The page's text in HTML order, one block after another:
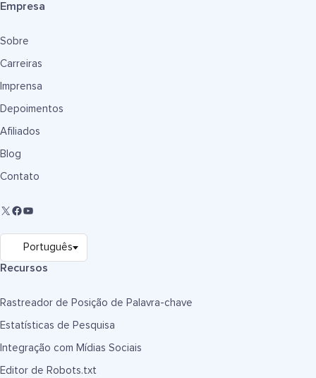
Empresa
Sobre
Carreiras
Imprensa
Depoimentos
Afiliados
Blog
Contato
Recursos
Rastreador de Posição de Palavra-chave
Estatísticas de Pesquisa
Integração com Mídias Sociais
Editor de Robots.txt